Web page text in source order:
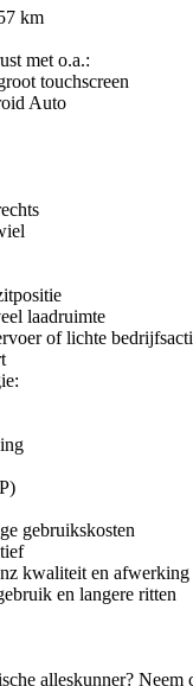
km
met o.a.:
touchscreen
Auto
laadruimte
of lichte
gebruikskosten
kwaliteit en afwerking
en langere ritten
alleskunner? Neem